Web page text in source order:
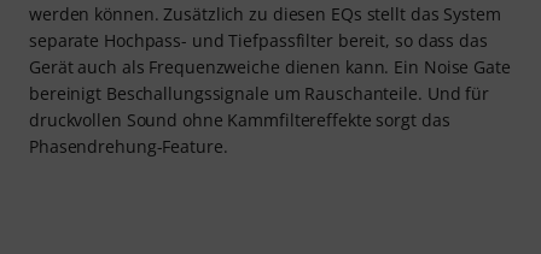
werden können. Zusätzlich zu diesen EQs stellt das System
separate Hochpass- und Tiefpassfilter bereit, so dass das
Gerät auch als Frequenzweiche dienen kann. Ein Noise Gate
bereinigt Beschallungssignale um Rauschanteile. Und für
druckvollen Sound ohne Kammfiltereffekte sorgt das
Phasendrehung-Feature.